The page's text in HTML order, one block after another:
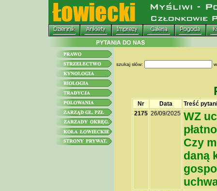
szukaj słów:
Nr Data
Treść
2175 26/09/2025 WZ
Czy
daną